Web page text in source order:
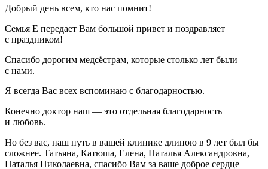
Добрый день всем, кто нас помнит!
Семья Е передает Вам большой привет и поздравляет
с праздником!
Спасибо дорогим медсёстрам, которые столько лет были
с нами.
Я всегда Вас всех вспоминаю с благодарностью.
Конечно доктор наш — это отдельная благодарность
и любовь.
Но без вас, наш путь в вашей клинике длиною в 9 лет был бы
сложнее. Татьяна, Катюша, Елена, Наталья Александровна,
Наталья Николаевна, спасибо Вам за ваше доброе сердце